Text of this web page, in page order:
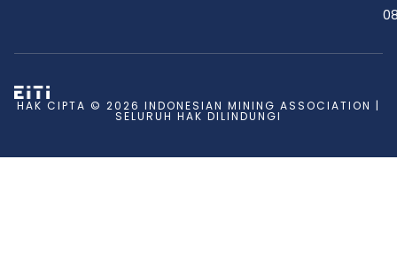
HAK CIPTA © 2026 INDONESIAN MINING ASSOCIATION |
SELURUH HAK DILINDUNGI